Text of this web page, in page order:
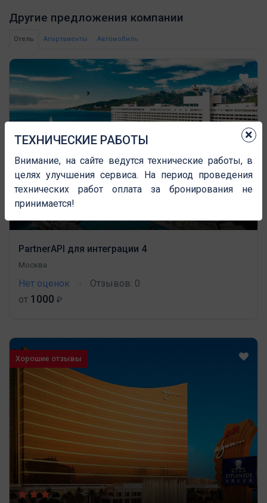
Другие предложения компании
Отель Апартаменты Автомобиль
PartnerAPI для интеграции 4
Москва
Нет оценок
Отзывов: 0
от 1000 ₽
Хорошие отзывы
×
ТЕХНИЧЕСКИЕ РАБОТЫ
Внимание, на сайте ведутся технические работы, в
целях улучшения сервиса. На период проведения
технических работ оплата за бронирования не
принимается!